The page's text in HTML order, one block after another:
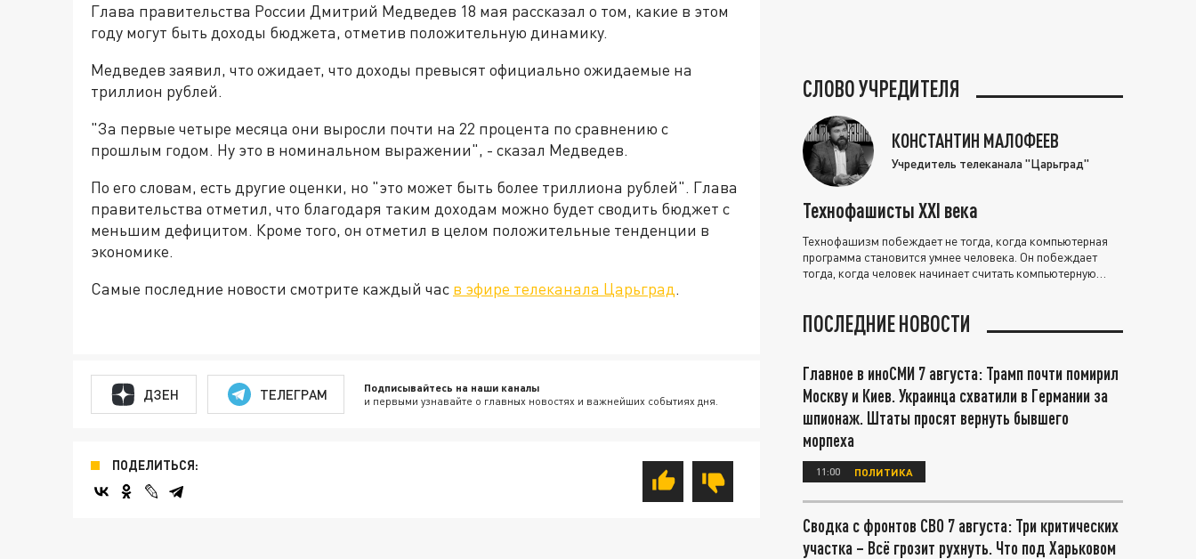
Глава правительства России Дмитрий Медведев 18 мая рассказал о том, какие в этом
году могут быть доходы бюджета, отметив положительную динамику.
Медведев заявил, что ожидает, что доходы превысят официально ожидаемые на
триллион рублей.
"За первые четыре месяца они выросли почти на 22 процента по сравнению с
прошлым годом. Ну это в номинальном выражении", - сказал Медведев.
По его словам, есть другие оценки, но "это может быть более триллиона рублей". Глава
правительства отметил, что благодаря таким доходам можно будет сводить бюджет с
меньшим дефицитом. Кроме того, он отметил в целом положительные тенденции в
экономике.
Самые последние новости смотрите каждый час в эфире телеканала Царьград.
ДЗЕН ТЕЛЕГРАМ Подписывайтесь на наши каналы
и первыми узнавайте о главных новостях и важнейших событиях дня.
ПОДЕЛИТЬСЯ:
СЛОВО УЧРЕДИТЕЛЯ
КОНСТАНТИН МАЛОФЕЕВ
Учредитель телеканала "Царьград"
Технофашисты XXI века
Технофашизм побеждает не тогда, когда компьютерная
программа становится умнее человека. Он побеждает
тогда, когда человек начинает считать компьютерную
ПОСЛЕДНИЕ НОВОСТИ
Главное в иноСМИ 7 августа: Трамп почти помирил
Москву и Киев. Украинца схватили в Германии за
шпионаж. Штаты просят вернуть бывшего
морпеха
11:00 ПОЛИТИКА
Сводка с фронтов СВО 7 августа: Три критических
участка – Всё грозит рухнуть. Что под Харьковом